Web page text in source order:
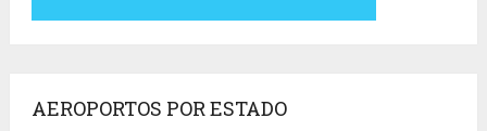
AEROPORTOS POR ESTADO